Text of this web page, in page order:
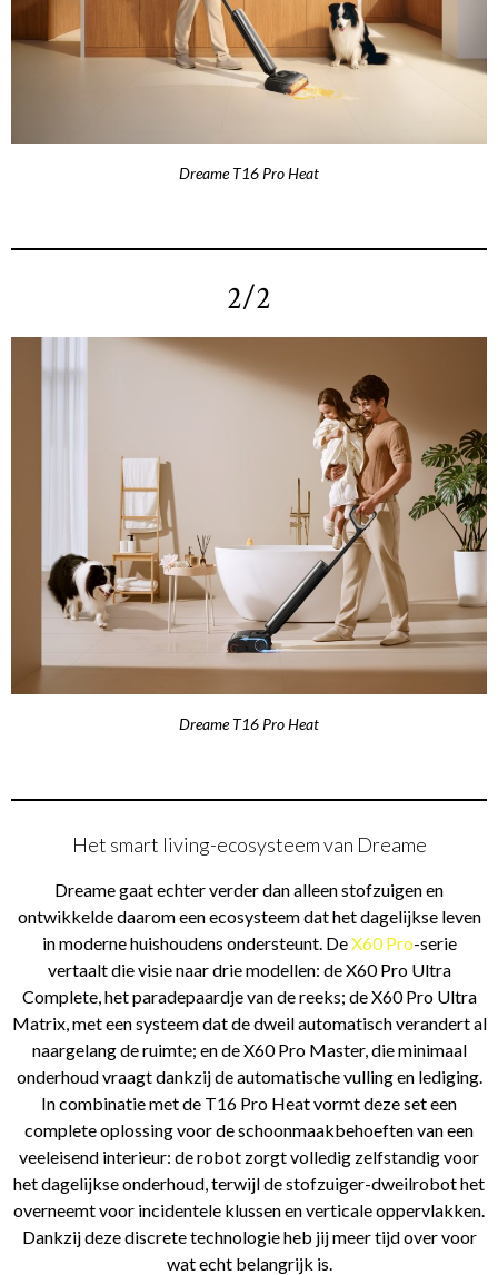
Dreame T16 Pro Heat
2/2
Dreame T16 Pro Heat
Het smart living-ecosysteem van Dreame
Dreame gaat echter verder dan alleen stofzuigen en
ontwikkelde daarom een ecosysteem dat het dagelijkse leven
in moderne huishoudens ondersteunt. DeX60 Pro-serie
vertaalt die visie naar drie modellen: de X60 Pro Ultra
Complete, het paradepaardje van de reeks; de X60 Pro Ultra
Matrix, met een systeem dat de dweil automatisch verandert al
naargelang de ruimte; en de X60 Pro Master, die minimaal
onderhoud vraagt dankzij de automatische vulling en lediging.
In combinatie met de T16 Pro Heat vormt deze set een
complete oplossing voor de schoonmaakbehoeften van een
veeleisend interieur: de robot zorgt volledig zelfstandig voor
het dagelijkse onderhoud, terwijl de stofzuiger-dweilrobot het
overneemt voor incidentele klussen en verticale oppervlakken.
Dankzij deze discrete technologie heb jij meer tijd over voor
wat echt belangrijk is.